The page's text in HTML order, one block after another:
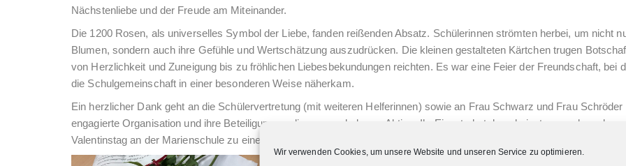
Wir verwenden Cookies, um unsere Website und unseren Service zu optimieren.
Nächstenliebe und der Freude am Miteinander.
Die 1200 Rosen, als universelles Symbol der Liebe, fanden reißenden Absatz. Schülerinnen strömten herbei, um nicht
Blumen, sondern auch ihre Gefühle und Wertschätzung auszudrücken. Die kleinen gestalteten Kärtchen trugen
von Herzlichkeit und Zuneigung bis zu fröhlichen Liebesbekundungen reichten. Es war eine Feier der Freundschaft, bei
die Schulgemeinschaft in einer besonderen Weise näherkam.
Ein herzlicher Dank geht an die Schülervertretung (mit weiteren Helferinnen) sowie an Frau Schwarz und Frau Schröder
engagierte Organisation und ihre Beteiligung an dieser wunderbaren Aktion. Ihr Einsatz hat dazu beigetragen, dass der
Valentinstag an der Marienschule zu einem unvergesslichen Fest der Freundschaft und Liebe wurde.